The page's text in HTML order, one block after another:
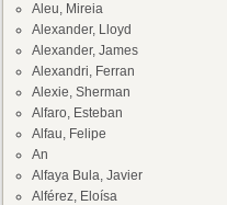
Aleu, Mireia
Alexander, Lloyd
Alexander, James
Alexandri, Ferran
Alexie, Sherman
Alfaro, Esteban
Alfau, Felipe
An
Alfaya Bula, Javier
Alférez, Eloísa